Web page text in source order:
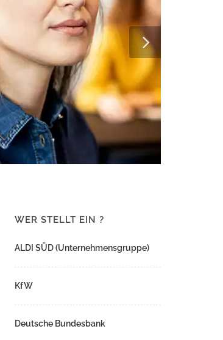
WER STELLT EIN ?
ALDI SÜD (Unternehmensgruppe)
KfW
Deutsche Bundesbank